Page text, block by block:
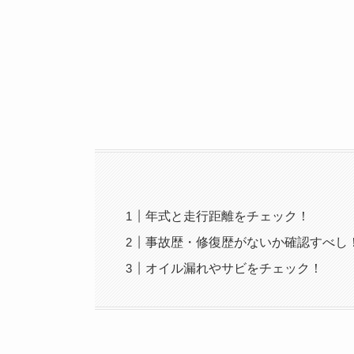
年式と走行距離をチェック！
事故歴・修復歴がないか確認すべし
オイル漏れやサビをチェック！